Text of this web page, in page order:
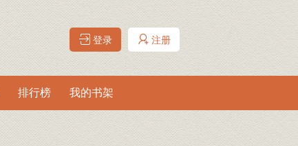
登录 注册
排行榜 我的书架